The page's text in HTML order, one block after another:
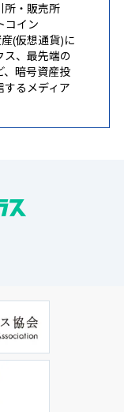
所・販売所
コイン
(仮想通貨)に
ス、最先端の
、暗号資産投
るメディア